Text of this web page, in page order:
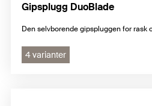
Gipsplugg DuoBlade
Den selvborende gipspluggen for rask
4 varianter